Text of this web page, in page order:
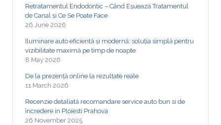
Retratamentul Endodontic – Când Eșuează Tratamentul
de Canal și Ce Se Poate Face
26 June 2026
Iluminare auto eficientă și modernă: soluția simplă pentru
vizibilitate maximă pe timp de noapte
8 May 2026
De la prezență online la rezultate reale
11 March 2026
Recenzie detaliată recomandare service auto bun si de
încredere in Ploiesti Prahova
26 November 2025